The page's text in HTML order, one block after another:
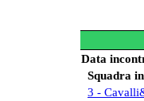
Data
Squadra
3 -